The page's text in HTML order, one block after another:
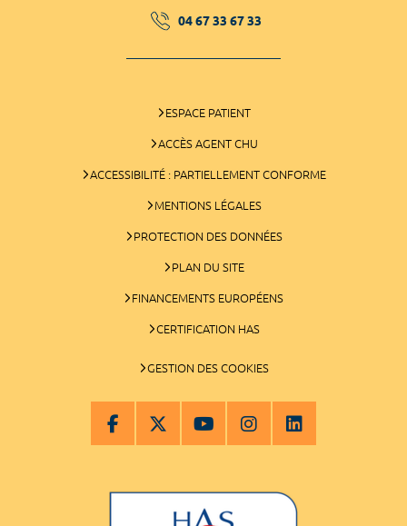
04 67 33 67 33
ESPACE PATIENT
ACCÈS AGENT CHU
ACCESSIBILITÉ : PARTIELLEMENT CONFORME
MENTIONS LÉGALES
PROTECTION DES DONNÉES
PLAN DU SITE
FINANCEMENTS EUROPÉENS
CERTIFICATION HAS
GESTION DES COOKIES